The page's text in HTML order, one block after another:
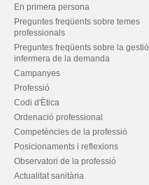
En primera persona
Preguntes freqüents sobre temes
professionals
Preguntes freqüents sobre la gestió
infermera de la demanda
Campanyes
Professió
Codi d'Ètica
Ordenació professional
Competències de la professió
Posicionaments i reflexions
Observatori de la professió
Actualitat sanitària